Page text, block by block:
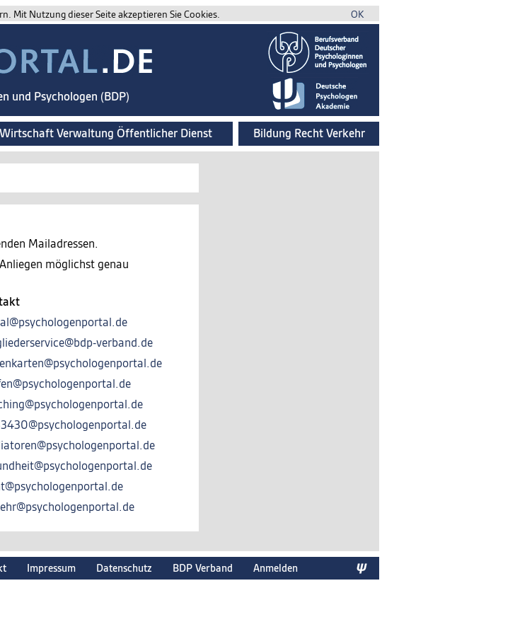
Mit Nutzung dieser Seite akzeptieren Sie Cookies. OK
und Psychologen (BDP)
Wirtschaft Verwaltung Öffentlicher Dienst Bildung Recht Verkehr
Mailadressen.
möglichst genau
verband.de
Impressum Datenschutz BDP Verband Anmelden